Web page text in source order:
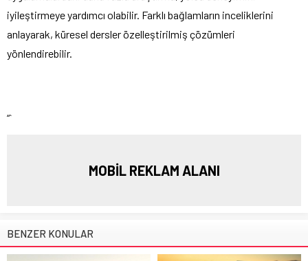
iyileştirmeye yardımcı olabilir. Farklı bağlamların inceliklerini
anlayarak, küresel dersler özelleştirilmiş çözümleri
yönlendirebilir.
“`
MOBİL REKLAM ALANI
BENZER KONULAR